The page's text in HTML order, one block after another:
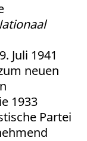
Juli 1941
neuen
1933
Partei